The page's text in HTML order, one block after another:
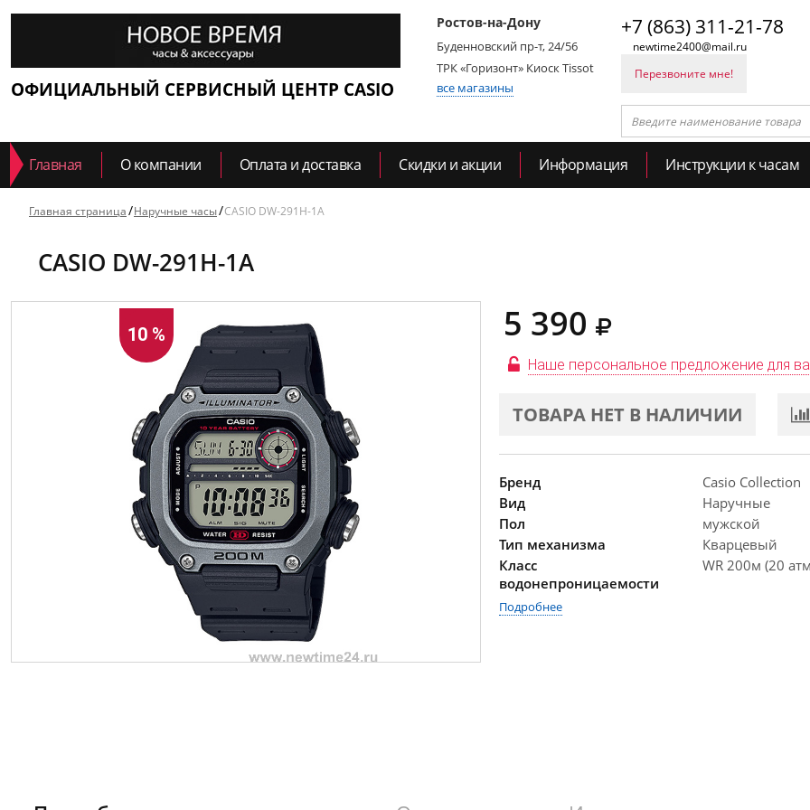
ОФИЦИАЛЬНЫЙ СЕРВИСНЫЙ ЦЕНТР CASIO
Ростов-на-Дону
Буденновский пр-т, 24/56
ТРК «Горизонт» Киоск Tissot
все магазины
+7 (863) 311-21-78
newtime2400@mail.ru
Перезвоните мне!
Главная О компании Оплата и доставка Скидки и акции Информация Инструкции к часам
Главная страница Наручные часы CASIO DW-291H-1A
CASIO DW-291H-1A
10 % 5 390
Наше персональное предложение для
ТОВАРА НЕТ В НАЛИЧИИ
Бренд
Casio Collection
Вид
Наручные
Пол
мужской
Тип механизма
Кварцевый
Класс
водонепроницаемости
WR 200м (20
Подробнее